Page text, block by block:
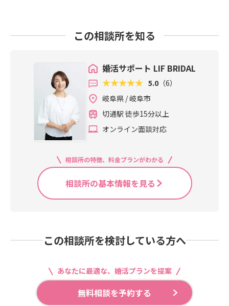
この相談所を知る
婚活サポート LIF BRIDAL
5.0（6）
岐阜県 / 岐阜市
切通駅 徒歩15分以上
オンライン面談対応
相談所の特徴、料金プランがわかる
相談所の基本情報を見る
この相談所を検討している方へ
あなたに最適な、婚活プランを提案
無料相談を予約する